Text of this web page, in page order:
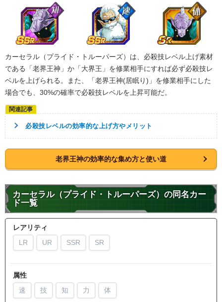
カーセラル（プライド・トルーパーズ）は、必殺技レベル上げ素材
である「老界王神」か「大界王」を修業相手にすれば必ず必殺技レ
ベルを上げられる。また、「老界王神(居眠り)」を修業相手にした
場合でも、30%の確率で必殺技レベルを上昇可能だ。
必殺技レベルの効率的な上げ方やメリット
老界王神の効率的な集め方と使い道
カーセラル（プライド・トルーパーズ）の同名カー
ド一覧
レアリティ
LR
UR SSR SR
属性
速
技 知 力 体